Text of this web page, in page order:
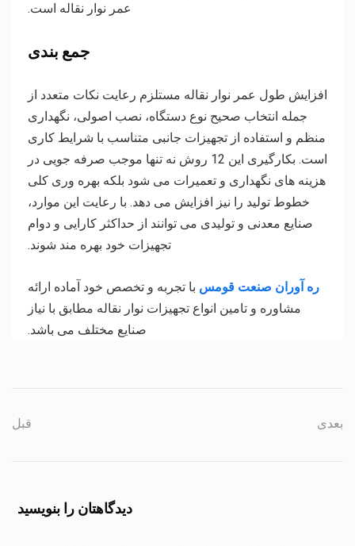
عمر نوار نقاله است.
جمع بندی
افزایش طول عمر نوار نقاله مستلزم رعایت نکات متعدد از
جمله انتخاب صحیح نوع دستگاه، نصب اصولی، نگهداری
منظم و استفاده از تجهیزات جانبی متناسب با شرایط کاری
است. بکارگیری این 12 روش نه تنها موجب صرفه جویی در
هزینه های نگهداری و تعمیرات می شود بلکه بهره وری کلی
خطوط تولید را نیز افزایش می دهد. با رعایت این موارد،
صنایع معدنی و تولیدی می توانند از حداکثر کارایی و دوام
تجهیزات خود بهره مند شوند.
ره آوران صنعت قومس با تجربه و تخصص خود آماده ارائه
مشاوره و تامین انواع تجهیزات نوار نقاله مطابق با نیاز
صنایع مختلف می باشد.
قبل بعدی
دیدگاهتان را بنویسید